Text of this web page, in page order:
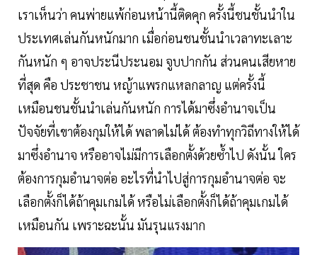
เราเห็นว่า คนพ่ายแพ้ก่อนหน้านี้ติดคุก ครั้งนี้ชนชั้นนำใน
ประเทศเล่นกันหนักมาก เมื่อก่อนชนชั้นนำเวลาทะเลาะ
กันหนัก ๆ อาจประนีประนอม จูบปากกัน ส่วนคนเสียหาย
ที่สุด คือ ประชาชน หญ้าแพรกแหลกลาญ แต่ครั้งนี้
เหมือนชนชั้นนำเล่นกันหนัก การได้มาซึ่งอำนาจเป็น
ปัจจัยที่เขาต้องกุมให้ได้ พลาดไม่ได้ ต้องทำทุกวิถีทางให้ได้
มาซึ่งอำนาจ หรืออาจไม่มีการเลือกตั้งด้วยซ้ำไป ดังนั้น ใคร
ต้องการกุมอำนาจต่อ อะไรที่นำไปสู่การกุมอำนาจต่อ จะ
เลือกตั้งก็ได้ถ้าคุมเกมได้ หรือไม่เลือกตั้งก็ได้ถ้าคุมเกมได้
เหมือนกัน เพราะฉะนั้น มันรุนแรงมาก